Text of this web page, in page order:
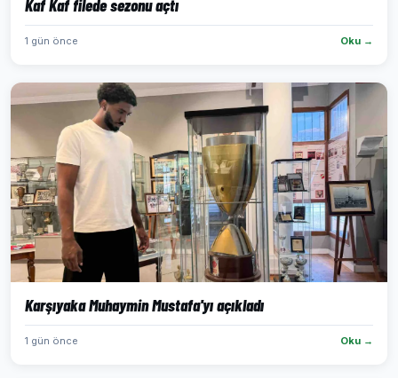
Kaf Kaf filede sezonu açtı
1 gün önce Oku →
Karşıyaka Muhaymin Mustafa'yı açıkladı
1 gün önce Oku →